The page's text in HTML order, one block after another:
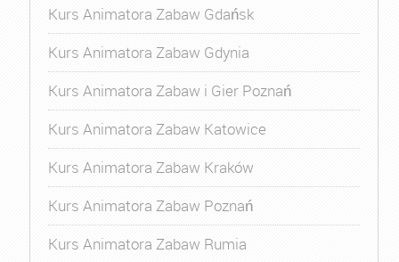
Kurs Animatora Zabaw Gdańsk
Kurs Animatora Zabaw Gdynia
Kurs Animatora Zabaw i Gier Poznań
Kurs Animatora Zabaw Katowice
Kurs Animatora Zabaw Kraków
Kurs Animatora Zabaw Poznań
Kurs Animatora Zabaw Rumia